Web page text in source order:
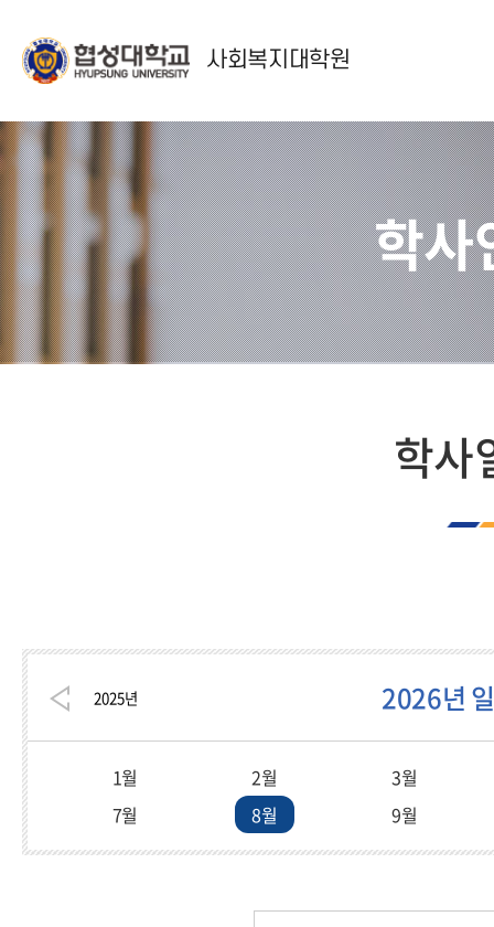
사회복지대학원
학사
학사
2025년 2026년
1월 2월
3월
7월
8월 9월